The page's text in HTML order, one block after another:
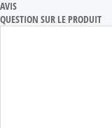
AVIS
QUESTION SUR LE PRODUIT